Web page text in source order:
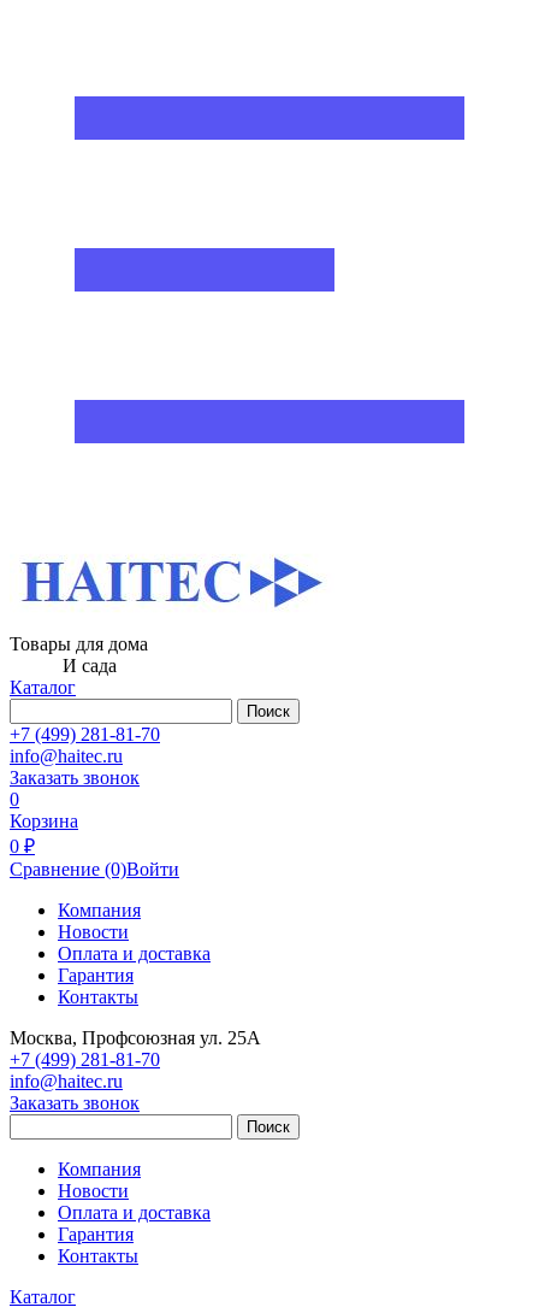
Товары для дома
И сада
Каталог
Поиск
+7 (499) 281-81-70
info@haitec.ru
Заказать звонок
0
Корзина
0 ₽
Сравнение (0)Войти
Компания
Новости
Оплата и доставка
Гарантия
Контакты
Москва, Профсоюзная ул. 25А
+7 (499) 281-81-70
info@haitec.ru
Заказать звонок
Поиск
Компания
Новости
Оплата и доставка
Гарантия
Контакты
Каталог